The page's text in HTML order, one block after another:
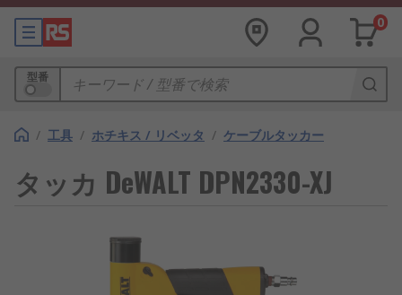
0
型番
/ 工具 / ホチキス / リベッタ / ケーブルタッカー
タッカ DeWALT DPN2330-XJ